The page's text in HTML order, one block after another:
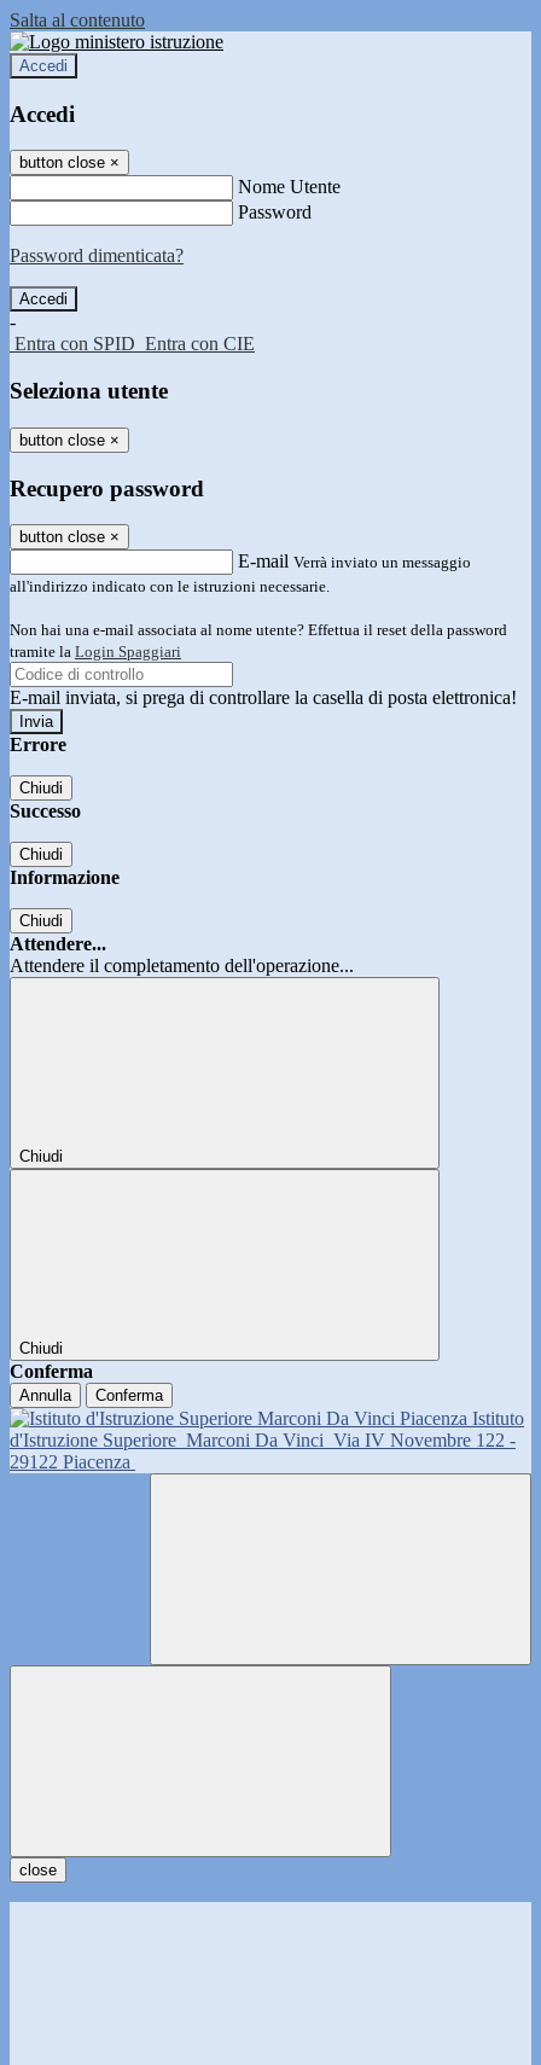
Salta al contenuto
Accedi
Accedi
button close ×
Nome Utente
Password
Password dimenticata?
-
Entra con SPID Entra con CIE
Seleziona utente
button close ×
Recupero password
button close ×
E-mail Verrà inviato un messaggio
all'indirizzo indicato con le istruzioni necessarie.
Non hai una e-mail associata al nome utente? Effettua il reset della password
tramite la Login Spaggiari
E-mail inviata, si prega di controllare la casella di posta elettronica!
Errore
Chiudi
Successo
Chiudi
Informazione
Chiudi
Attendere...
Attendere il completamento dell'operazione...
Chiudi
Chiudi
Conferma
Annulla Conferma
Istituto
d'Istruzione Superiore Marconi Da Vinci Via IV Novembre 122 -
29122 Piacenza
close